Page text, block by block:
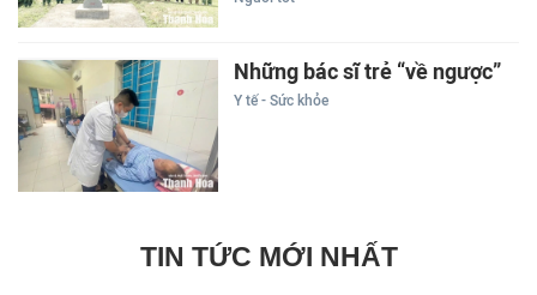
Những bác sĩ trẻ “về ngược”
Y tế - Sức khỏe
TIN TỨC MỚI NHẤT